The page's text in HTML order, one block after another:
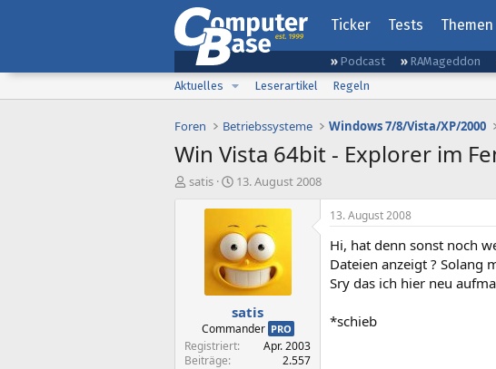
Ticker Tests Themen
Podcast RAMageddon
Aktuelles
Leserartikel Regeln
Foren Betriebssysteme Windows 7/8/Vista/XP/2000
Win Vista 64bit - Explorer im
E
satis
E
s
t
e
l
l
t
a
m
13. August 2008
satis
Commander PRO
Registriert
Apr. 2003
Beiträge
2.557
13. August 2008
Hi, hat denn sonst noch
Dateien anzeigt ? Solang
Sry das ich hier neu
*schieb